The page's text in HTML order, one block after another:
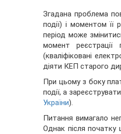
Згадана проблема
події) і моментом
період може
момент реєстрації
(кваліфіковані
діяти КЕП старого
При цьому з боку
події, а
України).
Питання вимагало
Однак після